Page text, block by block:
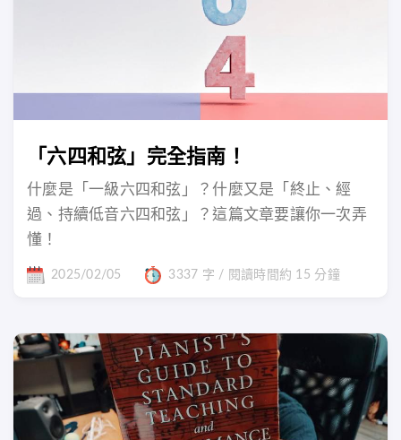
「六四和弦」完全指南！
什麼是「一級六四和弦」？什麼又是「終止、經
過、持續低音六四和弦」？這篇文章要讓你一次弄
懂！
2025/02/05 3337 字 / 閱讀時間約 15 分鐘